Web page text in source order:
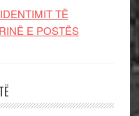
TË
E POSTËS